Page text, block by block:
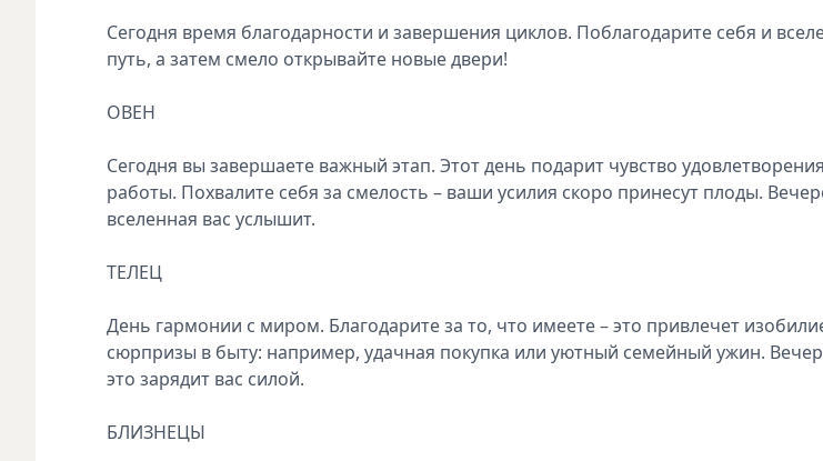
Сегодня время благодарности и завершения циклов. Поблагодарите себя и
путь, а затем смело открывайте новые двери!
ОВЕН
Сегодня вы завершаете важный этап. Этот день подарит чувство
работы. Похвалите себя за смелость – ваши усилия скоро принесут плоды.
вселенная вас услышит.
ТЕЛЕЦ
День гармонии с миром. Благодарите за то, что имеете – это привлечет
сюрпризы в быту: например, удачная покупка или уютный семейный ужин.
это зарядит вас силой.
БЛИЗНЕЦЫ